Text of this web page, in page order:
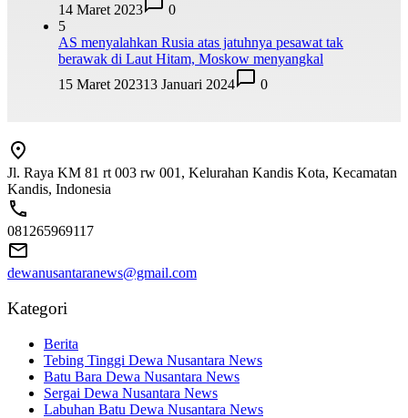
14 Maret 2023
0
5
AS menyalahkan Rusia atas jatuhnya pesawat tak
berawak di Laut Hitam, Moskow menyangkal
15 Maret 202313 Januari 2024 0
Jl. Raya KM 81 rt 003 rw 001, Kelurahan Kandis Kota, Kecamatan
Kandis, Indonesia
081265969117
dewanusantaranews@gmail.com
Kategori
Berita
Tebing Tinggi Dewa Nusantara News
Batu Bara Dewa Nusantara News
Sergai Dewa Nusantara News
Labuhan Batu Dewa Nusantara News